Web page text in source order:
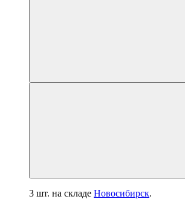
3 шт. на складе Новосибирск.